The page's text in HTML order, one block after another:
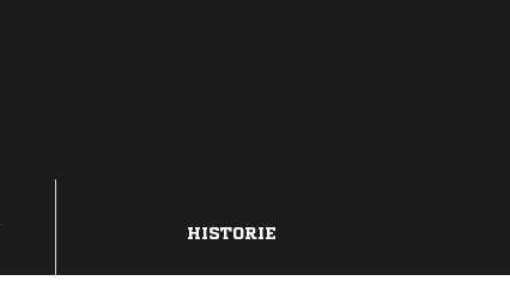
HISTORIE